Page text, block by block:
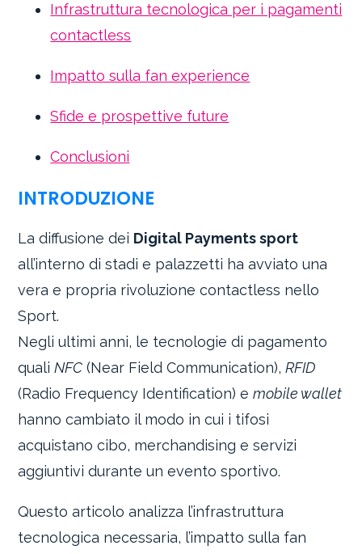
Infrastruttura tecnologica per i pagamenti
contactless
Impatto sulla fan experience
Sfide e prospettive future
Conclusioni
INTRODUZIONE
La diffusione dei Digital Payments sport
all’interno di stadi e palazzetti ha avviato una
vera e propria rivoluzione contactless nello
Sport.
Negli ultimi anni, le tecnologie di pagamento
qualiNFC (Near Field Communication),RFID
(Radio Frequency Identification) emobile wallet
hanno cambiato il modo in cui i tifosi
acquistano cibo, merchandising e servizi
aggiuntivi durante un evento sportivo.
Questo articolo analizza l’infrastruttura
tecnologica necessaria, l’impatto sulla fan